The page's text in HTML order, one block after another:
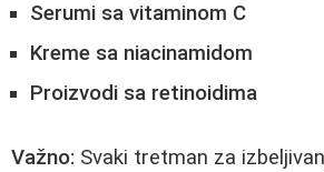
Serumi sa vitaminom C
Kreme sa niacinamidom
Proizvodi sa retinoidima
Važno: Svaki tretman za